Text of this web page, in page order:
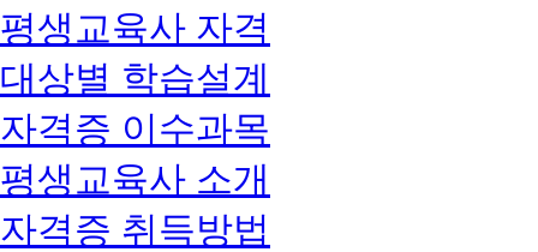
평생교육사 자격
대상별 학습설계
자격증 이수과목
평생교육사 소개
자격증 취득방법